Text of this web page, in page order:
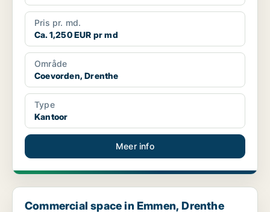
Pris pr. md.
Ca. 1,250 EUR pr md
Område
Coevorden, Drenthe
Type
Kantoor
Meer info
Commercial space in Emmen, Drenthe
Commercial space in Emmen, Drenthe